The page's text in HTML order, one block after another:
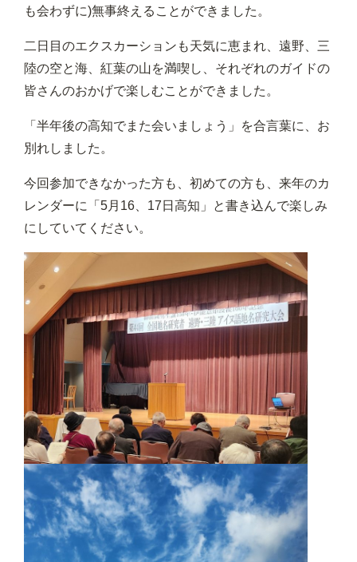
も会わずに)無事終えることができました。
二日目のエクスカーションも天気に恵まれ、遠野、三
陸の空と海、紅葉の山を満喫し、それぞれのガイドの
皆さんのおかげで楽しむことができました。
「半年後の高知でまた会いましょう」を合言葉に、お
別れしました。
今回参加できなかった方も、初めての方も、来年のカ
レンダーに「5月16、17日高知」と書き込んで楽しみ
にしていてください。